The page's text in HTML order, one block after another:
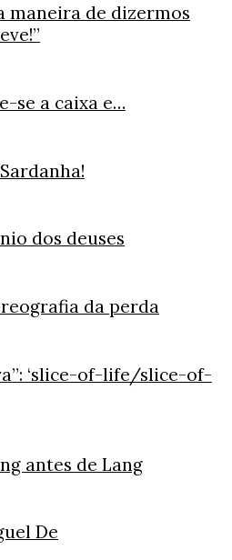
maneira de dizermos
se a caixa e…
dos deuses
da perda
‘slice-of-life/slice-of-
antes de Lang
De